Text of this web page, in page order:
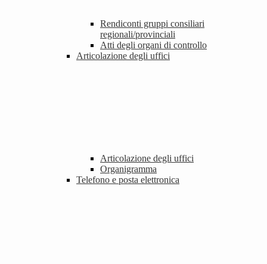
Rendiconti gruppi consiliari
regionali/provinciali
Atti degli organi di controllo
Articolazione degli uffici
Articolazione degli uffici
Organigramma
Telefono e posta elettronica